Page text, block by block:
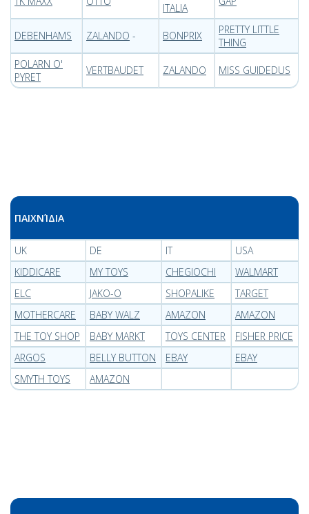
ITALIA
DEBENHAMS ZALANDO - BONPRIX
PRETTY LITTLE
THING
POLARN O'
PYRET
VERTBAUDET ZALANDO MISS GUIDEDUS
ΠΑΙΧΝΊΔΙΑ
UK DE IT
USA
KIDDICARE
MY TOYS CHEGIOCHI
WALMART
ELC
JAKO-O SHOPALIKE
TARGET
MOTHERCARE
BABY WALZ AMAZON
AMAZON
THE TOY SHOP
BABY MARKT TOYS CENTER
FISHER PRICE
ARGOS
BELLY BUTTON EBAY
EBAY
SMYTH TOYS
AMAZON